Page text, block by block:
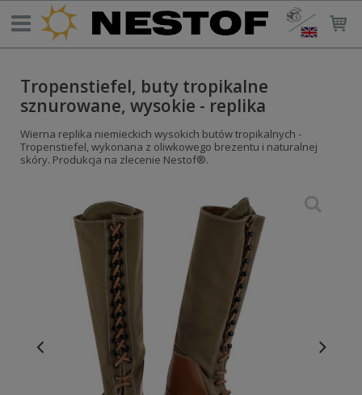
Tropenstiefel, buty tropikalne
sznurowane, wysokie - replika
Wierna replika niemieckich wysokich butów tropikalnych -
Tropenstiefel, wykonana z oliwkowego brezentu i naturalnej
skóry. Produkcja na zlecenie Nestof®.